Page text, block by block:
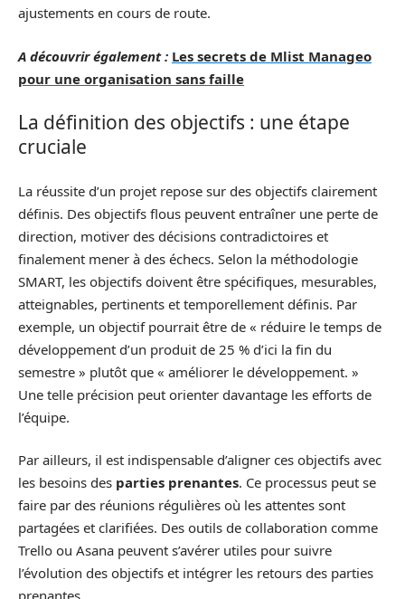
ajustements en cours de route.
A découvrir également : Les secrets de Mlist Manageo
pour une organisation sans faille
La définition des objectifs : une étape
cruciale
La réussite d’un projet repose sur des objectifs clairement
définis. Des objectifs flous peuvent entraîner une perte de
direction, motiver des décisions contradictoires et
finalement mener à des échecs. Selon la méthodologie
SMART, les objectifs doivent être spécifiques, mesurables,
atteignables, pertinents et temporellement définis. Par
exemple, un objectif pourrait être de « réduire le temps de
développement d’un produit de 25 % d’ici la fin du
semestre » plutôt que « améliorer le développement. »
Une telle précision peut orienter davantage les efforts de
l’équipe.
Par ailleurs, il est indispensable d’aligner ces objectifs avec
les besoins des parties prenantes. Ce processus peut se
faire par des réunions régulières où les attentes sont
partagées et clarifiées. Des outils de collaboration comme
Trello ou Asana peuvent s’avérer utiles pour suivre
l’évolution des objectifs et intégrer les retours des parties
prenantes.